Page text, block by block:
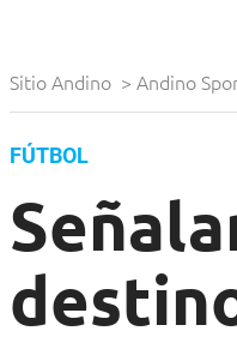
Sitio Andino > Andino
FÚTBOL